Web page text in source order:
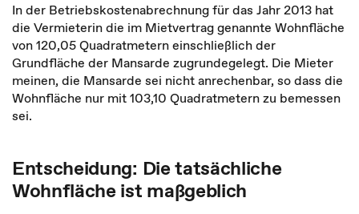
In der Betriebskostenabrechnung für das Jahr 2013 hat
die Vermieterin die im Mietvertrag genannte Wohnfläche
von 120,05 Quadratmetern einschließlich der
Grundfläche der Mansarde zugrundegelegt. Die Mieter
meinen, die Mansarde sei nicht anrechenbar, so dass die
Wohnfläche nur mit 103,10 Quadratmetern zu bemessen
sei.
Entscheidung: Die tatsächliche
Wohnfläche ist maßgeblich